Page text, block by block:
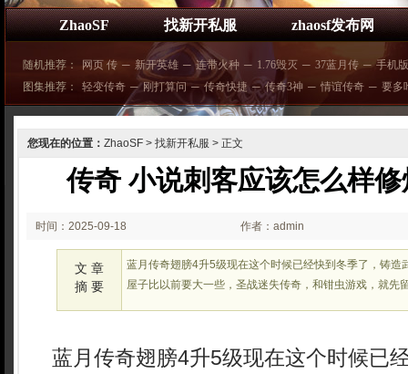
ZhaoSF 找新开私服 zhaosf发布网
随机推荐： 网页 传 ─ 新开英雄 ─ 连带火种 ─ 1.76毁灭 ─ 37蓝月传 ─ 手机
图集推荐：
轻变传奇 ─ 刚打算问 ─ 传奇快捷 ─ 传奇3神 ─ 情谊传奇 ─ 要多
您现在的位置： ZhaoSF > 找新开私服 > 正文
传奇 小说刺客应该怎么样
时间：2025-09-18
02:25:48
作者：admin
文 章
摘 要
蓝月传奇翅膀4升5级现在这个时候已经快到冬季了，铸造
屋子比以前要大一些，圣战迷失传奇，和钳虫游戏，就先
蓝月传奇翅膀4升5级现在这个时候已